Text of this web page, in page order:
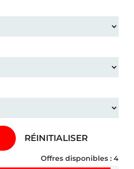
RÉINITIALISER
Offres disponibles : 4